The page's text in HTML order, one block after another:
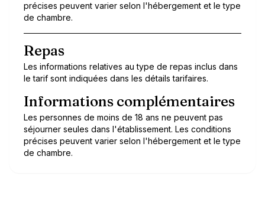
précises peuvent varier selon l'hébergement et le type
de chambre.
Repas
Les informations relatives au type de repas inclus dans
le tarif sont indiquées dans les détails tarifaires.
Informations complémentaires
Les personnes de moins de 18 ans ne peuvent pas
séjourner seules dans l'établissement. Les conditions
précises peuvent varier selon l'hébergement et le type
de chambre.